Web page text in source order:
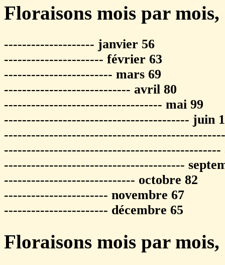
Floraisons mois par mois,
-------------------- janvier 56
---------------------- février 63
------------------------ mars 69
---------------------------- avril 80
----------------------------------- mai 99
----------------------------------------- juin
------------------------------------------------
----------------------------------------
----------------------------- octobre 82
----------------------- novembre 67
----------------------- décembre 65
Floraisons mois par mois,